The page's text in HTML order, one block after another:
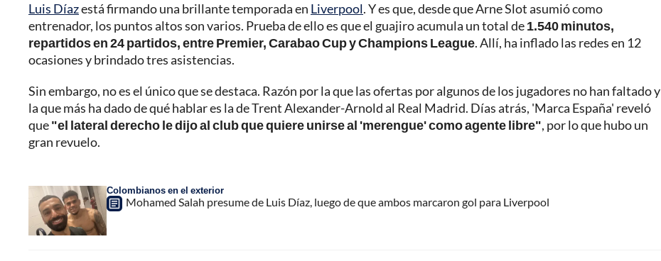
Luis Díazestá firmando una brillante temporada en Liverpool. Y es que, desde que Arne Slot asumió como
entrenador, los puntos altos son varios. Prueba de ello es que el guajiro acumula un total de1.540 minutos,
repartidos en 24 partidos, entre Premier, Carabao Cup y Champions League. Allí, ha inflado las redes en 12
ocasiones y brindado tres asistencias.
Sin embargo, no es el único que se destaca. Razón por la que las ofertas por algunos de los jugadores no han faltado y
la que más ha dado de qué hablar es la de Trent Alexander-Arnold al Real Madrid. Días atrás, 'Marca España' reveló
que"el lateral derecho le dijo al club que quiere unirse al 'merengue' como agente libre", por lo que hubo un
gran revuelo.
Colombianos en el exterior
Mohamed Salah presume de Luis Díaz, luego de que ambos marcaron gol para Liverpool